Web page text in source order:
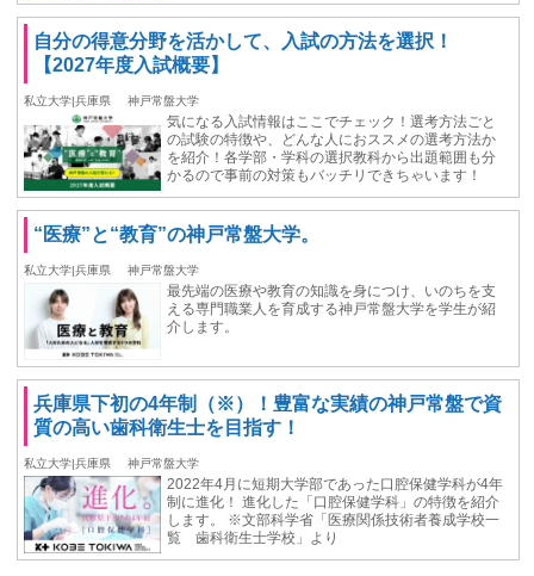
自分の得意分野を活かして、入試の方法を選択！
【2027年度入試概要】
私立大学|兵庫県 神戸常盤大学
気になる入試情報はここでチェック！選考方法ごと
の試験の特徴や、どんな人におススメの選考方法か
を紹介！各学部・学科の選択教科から出題範囲も分
かるので事前の対策もバッチリできちゃいます！
“医療”と“教育”の神戸常盤大学。
私立大学|兵庫県 神戸常盤大学
最先端の医療や教育の知識を身につけ、いのちを支
える専門職業人を育成する神戸常盤大学を学生が紹
介します。
兵庫県下初の4年制（※）！豊富な実績の神戸常盤で資
質の高い歯科衛生士を目指す！
私立大学|兵庫県 神戸常盤大学
2022年4月に短期大学部であった口腔保健学科が4年
制に進化！ 進化した「口腔保健学科」の特徴を紹介
します。 ※文部科学省「医療関係技術者養成学校一
覧 歯科衛生士学校」より